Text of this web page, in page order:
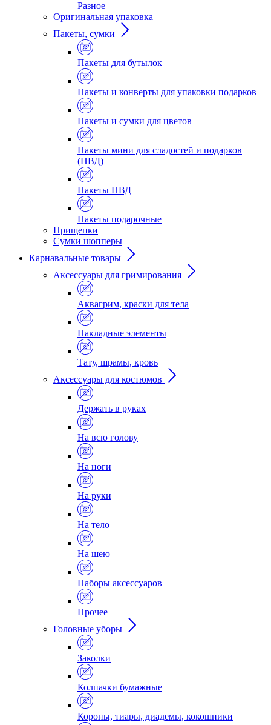
Разное
Оригинальная упаковка
Пакеты, сумки
Пакеты для бутылок
Пакеты и конверты для упаковки подарков
Пакеты и сумки для цветов
Пакеты мини для сладостей и подарков
(ПВД)
Пакеты ПВД
Пакеты подарочные
Прищепки
Сумки шопперы
Карнавальные товары
Аксессуары для гримирования
Аквагрим, краски для тела
Накладные элементы
Тату, шрамы, кровь
Аксессуары для костюмов
Держать в руках
На всю голову
На ноги
На руки
На тело
На шею
Наборы аксессуаров
Прочее
Головные уборы
Заколки
Колпачки бумажные
Короны, тиары, диадемы, кокошники